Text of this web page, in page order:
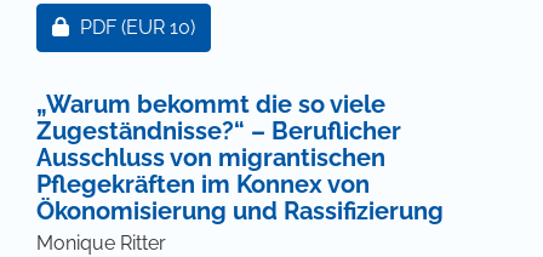
Zugang für Abonnent/innen oder durch Zahlung
PDF (EUR 10)
„Warum bekommt die so viele
Zugeständnisse?“ – Beruflicher
Ausschluss von migrantischen
Pflegekräften im Konnex von
Ökonomisierung und Rassifizierung
Monique Ritter